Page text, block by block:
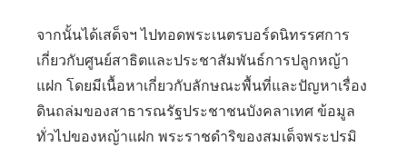
จากนั้นได้เสด็จฯ ไปทอดพระเนตรบอร์ดนิทรรศการ
เกี่ยวกับศูนย์สาธิตและประชาสัมพันธ์การปลูกหญ้า
แฝก โดยมีเนื้อหาเกี่ยวกับลักษณะพื้นที่และปัญหาเรื่อง
ดินถล่มของสาธารณรัฐประชาชนบังคลาเทศ ข้อมูล
ทั่วไปของหญ้าแฝก พระราชดำริของสมเด็จพระปรมิ